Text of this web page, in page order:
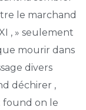
le marchand
, » seulement
mourir dans
divers
déchirer ,
found on le